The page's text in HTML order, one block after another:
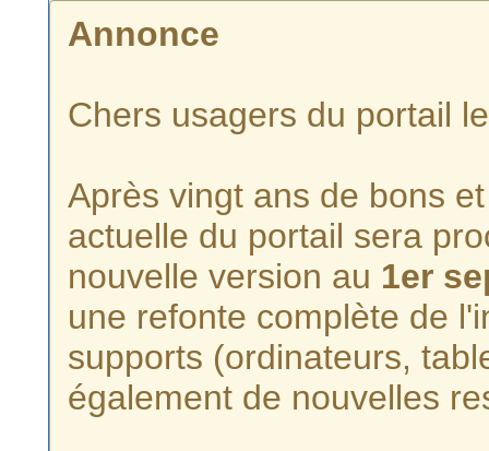
Annonce
Chers usagers du portail
Après vingt ans de bons
actuelle du portail sera
nouvelle version au 1er
une refonte complète de
supports (ordinateurs,
également de nouvelles